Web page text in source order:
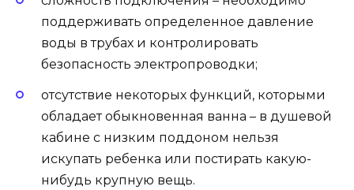
поддерживать определенное давление
воды в трубах и контролировать
безопасность электропроводки;
отсутствие некоторых функций, которыми
обладает обыкновенная ванна – в душевой
кабине с низким поддоном нельзя
искупать ребенка или постирать какую-
нибудь крупную вещь.